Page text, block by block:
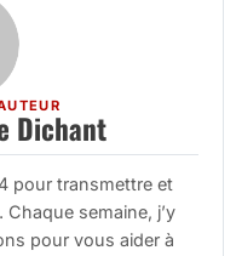
Dichant
pour transmettre et
semaine, j’y
pour vous aider à